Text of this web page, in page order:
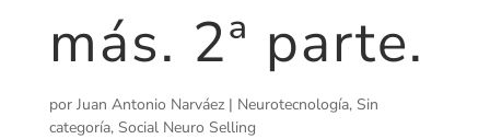
más. 2ª parte.
por Juan Antonio Narváez| Neurotecnología, Sin
categoría, Social Neuro Selling